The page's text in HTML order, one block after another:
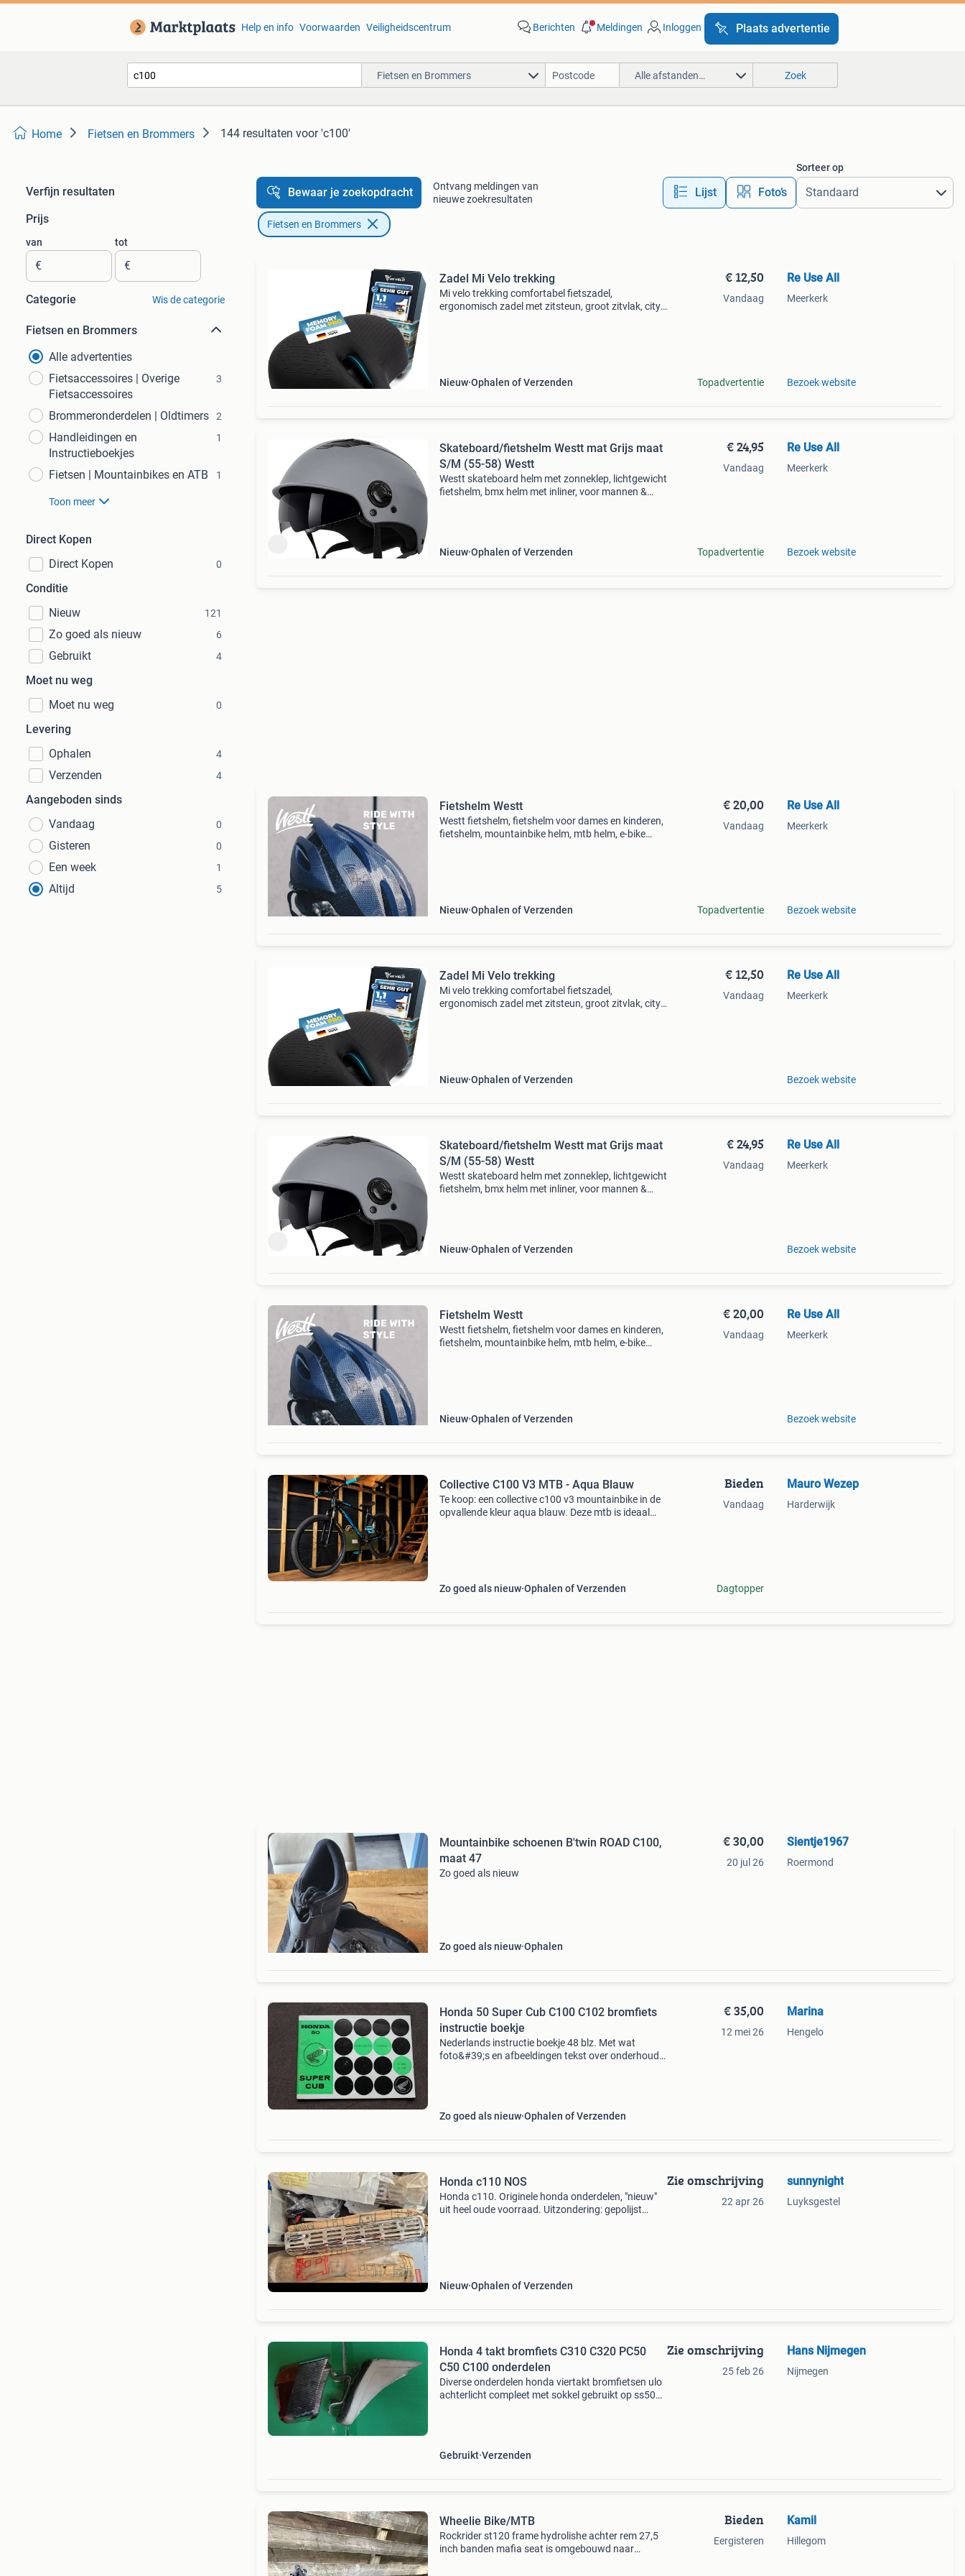
Help en info Voorwaarden Veiligheidscentrum Berichten Meldingen Inloggen Plaats advertentie
Fietsen en Brommers Alle afstanden… Zoek
Home Fietsen en Brommers 144 resultaten voor 'c100'
Verfijn resultaten
Prijs
van
€
tot
€
Categorie Wis de categorie
Fietsen en Brommers
Alle advertenties
Fietsaccessoires | Overige
Fietsaccessoires
3
Brommeronderdelen | Oldtimers 2
Handleidingen en
Instructieboekjes
1
Fietsen | Mountainbikes en ATB 1
Toon meer
Direct Kopen
Direct Kopen
0
Conditie
Nieuw
121
Zo goed als nieuw 6
Gebruikt 4
Moet nu weg
Moet nu weg
0
Levering
Ophalen
4
Verzenden 4
Aangeboden sinds
Vandaag
0
Gisteren 0
Een week 1
Altijd 5
Bewaar je zoekopdracht
Ontvang meldingen van
nieuwe zoekresultaten
Lijst Foto’s
Sorteer op
Fietsen en Brommers
Zadel Mi Velo trekking
Mi velo trekking comfortabel fietszadel,
ergonomisch zadel met zitsteun, groot zitvlak, city,
Nieuw Ophalen of Verzenden
€ 12,50
Vandaag
Topadvertentie
Re Use All
Meerkerk
Bezoek website
Skateboard/fietshelm Westt mat Grijs maat
S/M (55-58) Westt
Westt skateboard helm met zonneklep, lichtgewicht
fietshelm, bmx helm met inliner, voor mannen &
Nieuw Ophalen of Verzenden
€ 24,95
Vandaag
Topadvertentie
Re Use All
Meerkerk
Bezoek website
Fietshelm Westt
Westt fietshelm, fietshelm voor dames en kinderen,
fietshelm, mountainbike helm, mtb helm, e-bike
Nieuw Ophalen of Verzenden
€ 20,00
Vandaag
Topadvertentie
Re Use All
Meerkerk
Bezoek website
Zadel Mi Velo trekking
Mi velo trekking comfortabel fietszadel,
ergonomisch zadel met zitsteun, groot zitvlak, city,
Nieuw Ophalen of Verzenden
€ 12,50
Vandaag
Re Use All
Meerkerk
Bezoek website
Skateboard/fietshelm Westt mat Grijs maat
S/M (55-58) Westt
Westt skateboard helm met zonneklep, lichtgewicht
fietshelm, bmx helm met inliner, voor mannen &
Nieuw Ophalen of Verzenden
€ 24,95
Vandaag
Re Use All
Meerkerk
Bezoek website
Fietshelm Westt
Westt fietshelm, fietshelm voor dames en kinderen,
fietshelm, mountainbike helm, mtb helm, e-bike
Nieuw Ophalen of Verzenden
€ 20,00
Vandaag
Re Use All
Meerkerk
Bezoek website
Collective C100 V3 MTB - Aqua Blauw
Te koop: een collective c100 v3 mountainbike in de
opvallende kleur aqua blauw. Deze mtb is ideaal
Zo goed als nieuw Ophalen of Verzenden
Bieden
Vandaag
Dagtopper
Mauro Wezep
Harderwijk
Mountainbike schoenen B'twin ROAD C100,
maat 47
Zo goed als nieuw
Zo goed als nieuw Ophalen
€ 30,00
20 jul 26
Sientje1967
Roermond
Honda 50 Super Cub C100 C102 bromfiets
instructie boekje
Nederlands instructie boekje 48 blz. Met wat
foto&#39;s en afbeeldingen tekst over onderhoud
Zo goed als nieuw Ophalen of Verzenden
€ 35,00
12 mei 26
Marina
Hengelo
Honda c110 NOS
Honda c110. Originele honda onderdelen, "nieuw"
uit heel oude voorraad. Uitzondering: gepolijst
Nieuw Ophalen of Verzenden
Zie omschrijving
22 apr 26
sunnynight
Luyksgestel
Honda 4 takt bromfiets C310 C320 PC50
C50 C100 onderdelen
Diverse onderdelen honda viertakt bromfietsen ulo
achterlicht compleet met sokkel gebruikt op ss50
Gebruikt Verzenden
Zie omschrijving
25 feb 26
Hans Nijmegen
Nijmegen
Wheelie Bike/MTB
Rockrider st120 frame hydrolishe achter rem 27,5
inch banden mafia seat is omgebouwd naar
Bieden
Eergisteren
Kamil
Hillegom